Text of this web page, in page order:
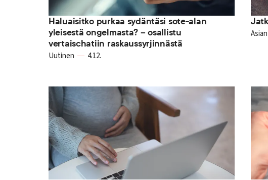
Haluaisitko purkaa sydäntäsi sote-alan
yleisestä ongelmasta? – osallistu
vertaischatiin raskaussyrjinnästä
Uutinen 4.12.